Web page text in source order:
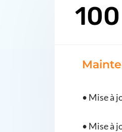
• Mise à
• Mise à